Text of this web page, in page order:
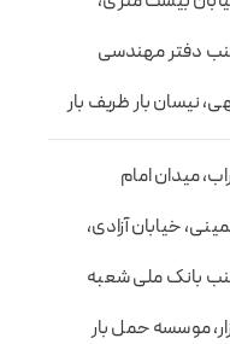
دفتر مهندسی
نیسان بار ظریف بار
میدان امام
خیابان آزادی،
بانک ملی شعبه
موسسه حمل بار